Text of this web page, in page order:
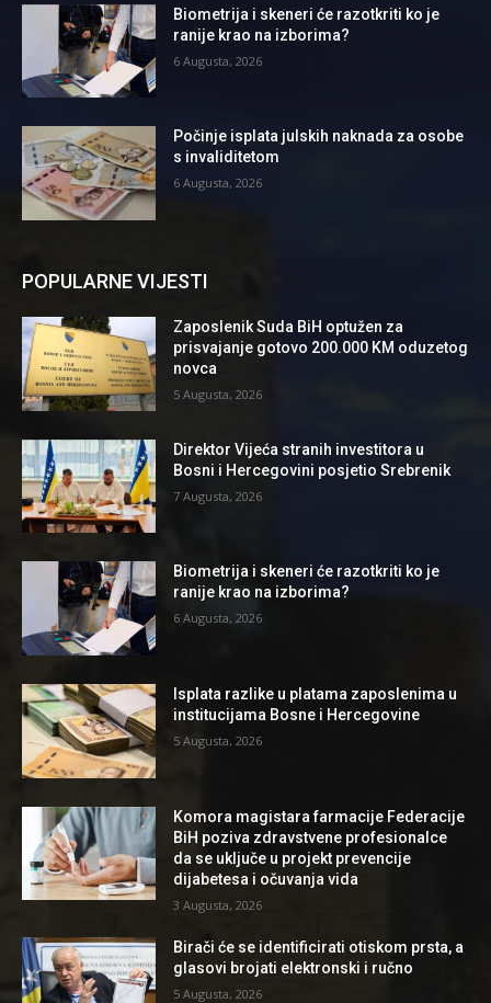
Biometrija i skeneri će razotkriti ko je
ranije krao na izborima?
6 Augusta, 2026
Počinje isplata julskih naknada za osobe
s invaliditetom
6 Augusta, 2026
POPULARNE VIJESTI
Zaposlenik Suda BiH optužen za
prisvajanje gotovo 200.000 KM oduzetog
novca
5 Augusta, 2026
Direktor Vijeća stranih investitora u
Bosni i Hercegovini posjetio Srebrenik
7 Augusta, 2026
Biometrija i skeneri će razotkriti ko je
ranije krao na izborima?
6 Augusta, 2026
Isplata razlike u platama zaposlenima u
institucijama Bosne i Hercegovine
5 Augusta, 2026
Komora magistara farmacije Federacije
BiH poziva zdravstvene profesionalce
da se uključe u projekt prevencije
dijabetesa i očuvanja vida
3 Augusta, 2026
Birači će se identificirati otiskom prsta, a
glasovi brojati elektronski i ručno
5 Augusta, 2026